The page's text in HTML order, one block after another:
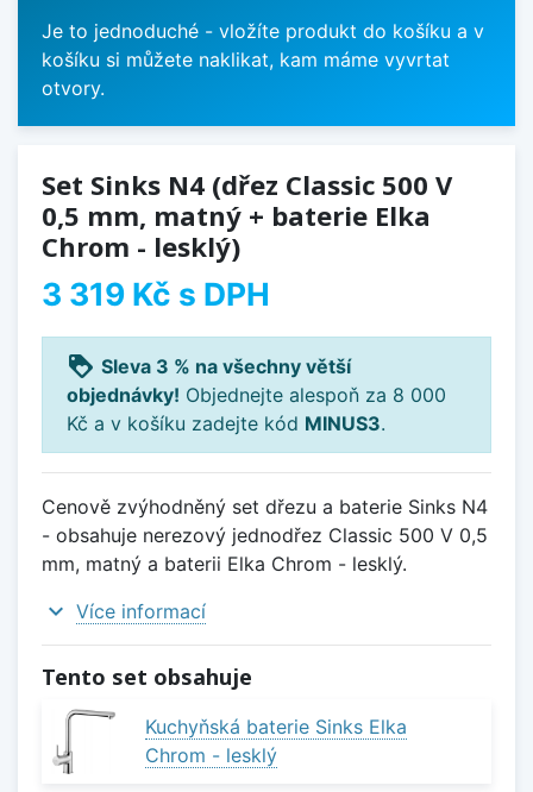
Je to jednoduché - vložíte produkt do košíku a v
košíku si můžete naklikat, kam máme vyvrtat
otvory.
Set Sinks N4 (dřez Classic 500 V
0,5 mm, matný + baterie Elka
Chrom - lesklý)
3 319 Kč s DPH
loyalty Sleva 3 % na všechny větší
objednávky! Objednejte alespoň za 8 000
Kč a v košíku zadejte kód MINUS3.
Cenově zvýhodněný set dřezu a baterie Sinks N4
- obsahuje nerezový jednodřez Classic 500 V 0,5
mm, matný a baterii Elka Chrom - lesklý.
expand_more Více informací
Tento set obsahuje
Kuchyňská baterie Sinks Elka
Chrom - lesklý